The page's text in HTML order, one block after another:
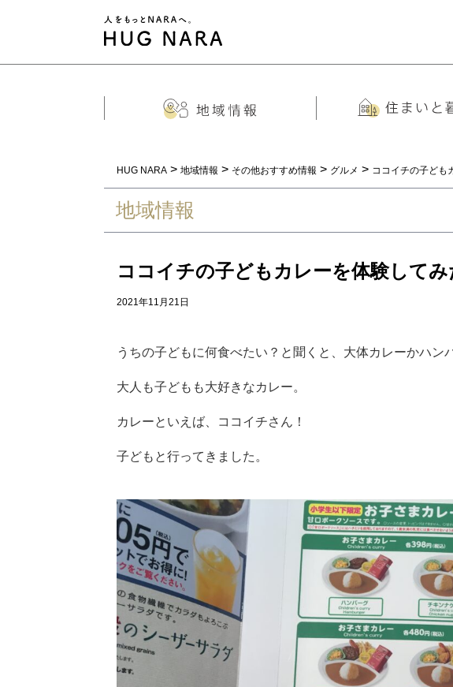
HUG NARA > 地域情報 > その他おすすめ情報 > グルメ > ココイチの子ど
地域情報
ココイチの子どもカレーを体験して
2021年11月21日
うちの子どもに何食べたい？と聞くと、大体カレーかハン
大人も子どもも大好きなカレー。
カレーといえば、ココイチさん！
子どもと行ってきました。